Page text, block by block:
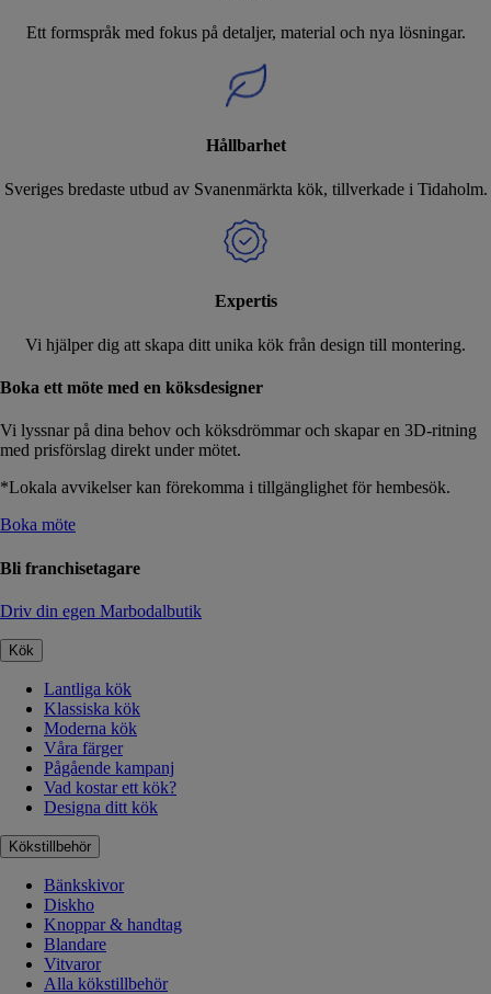
Ett formspråk med fokus på detaljer, material och nya lösningar.
Hållbarhet
Sveriges bredaste utbud av Svanenmärkta kök, tillverkade i Tidaholm.
Expertis
Vi hjälper dig att skapa ditt unika kök från design till montering.
Boka ett möte med en köksdesigner
Vi lyssnar på dina behov och köksdrömmar och skapar en 3D-ritning
med prisförslag direkt under mötet.
*Lokala avvikelser kan förekomma i tillgänglighet för hembesök.
Boka möte
Bli franchisetagare
Driv din egen Marbodalbutik
Kök
Lantliga kök
Klassiska kök
Moderna kök
Våra färger
Pågående kampanj
Vad kostar ett kök?
Designa ditt kök
Kökstillbehör
Bänkskivor
Diskho
Knoppar & handtag
Blandare
Vitvaror
Alla kökstillbehör